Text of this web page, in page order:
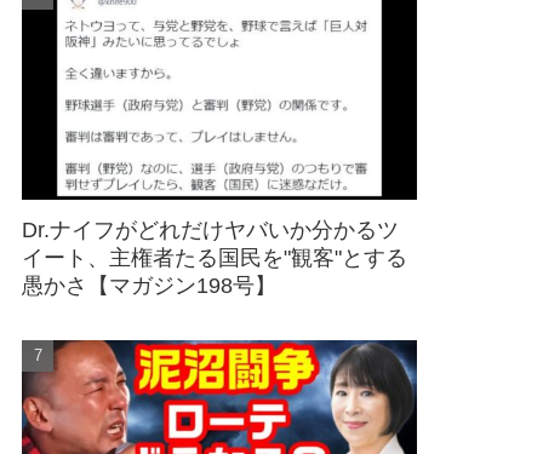
Dr.ナイフがどれだけヤバいか分かるツ
イート、主権者たる国民を"観客"とする
愚かさ【マガジン198号】